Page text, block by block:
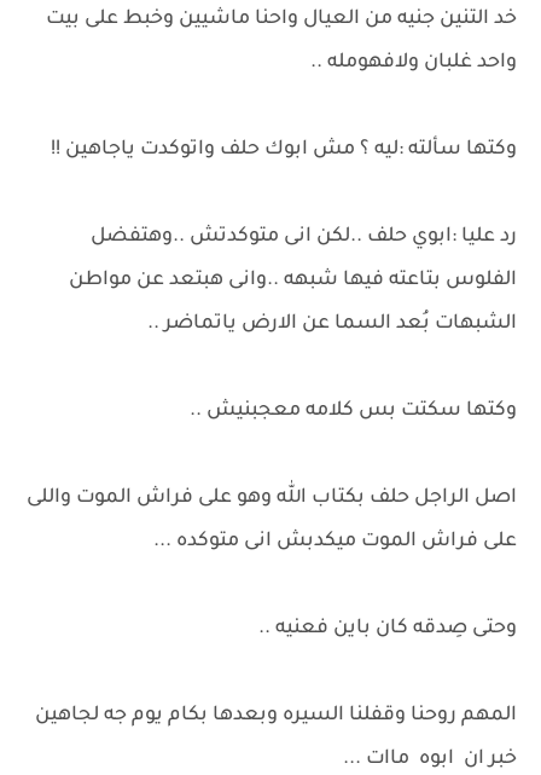
خد التنين جنيه من العيال واحنا ماشيين وخبط على بيت
واحد غلبان ولافهومله ..
وكتها سألته :ليه ؟ مش ابوك حلف واتوكدت ياجاهين !!
رد عليا :ابوي حلف ..لكن انى متوكدتش ..وهتفضل
الفلوس بتاعته فيها شبهه ..وانى هبتعد عن مواطن
الشبهات بُعد السما عن الارض ياتماضر ..
وكتها سكتت بس كلامه معجبنيش ..
اصل الراجل حلف بكتاب الله وهو على فراش الموت واللى
على فراش الموت ميكدبش انى متوكده ...
وحتى صِدقه كان باين فعنيه ..
المهم روحنا وقفلنا السيره وبعدها بكام يوم جه لجاهين
خبر ان ابوه ماات ...